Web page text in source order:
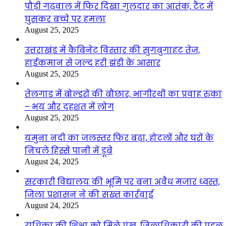
पौड़ी गढ़वाल में फिर दिखा गुलदार का आतंक, टैंट में
घुसकर बच्चे पर हमला
August 25, 2025
उत्तराखंड में कैबिनेट विस्तार की सुगबुगाहट तेज,
हाईकमान से जल्द हरी झंडी के आसार
August 25, 2025
तेलगाड में बोल्डरों की बौछार, भागीरथी का प्रवाह रुका
– भय और दहशत में लोग
August 25, 2025
यमुना नदी का जलस्तर फिर बढ़ा, होटलों और घरों के
निचले हिस्से पानी में डूबे
August 24, 2025
सरकारी विद्यालय की भूमि पर बना अवैध मजार ध्वस्त,
जिला प्रशासन ने की सख्त कार्रवाई
August 24, 2025